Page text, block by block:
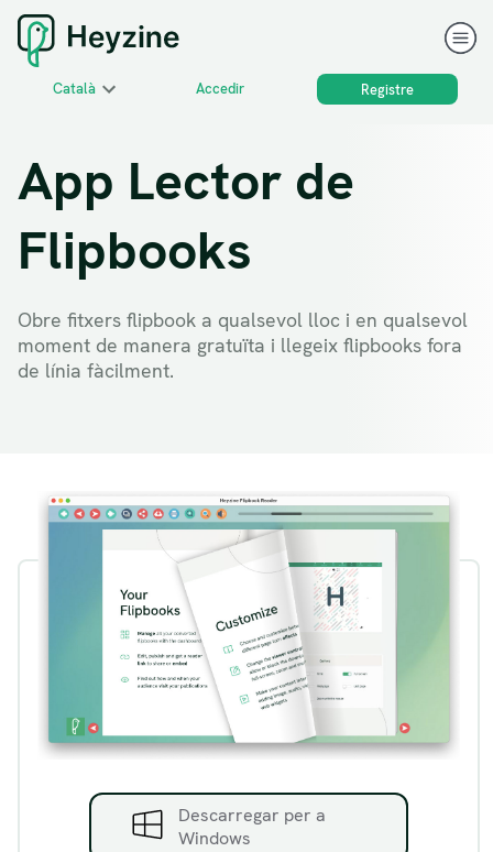
Català Accedir Registre
App Lector de
Flipbooks
Obre fitxers flipbook a qualsevol lloc i en qualsevol
moment de manera gratuïta i llegeix flipbooks fora
de línia fàcilment.
Descarregar per a
Windows